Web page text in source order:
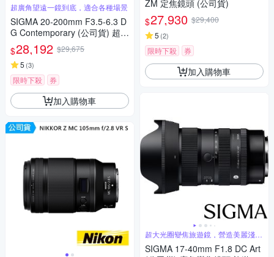
超廣角望遠一鏡到底，適合各種場景
SIGMA 20-200mm F3.5-6.3 D
G Contemporary (公司貨) 超廣
角變焦鏡頭 旅遊鏡 全片幅無反
微單眼鏡頭
$28,192 $29,675
5 (3)
限時下殺 券
加入購物車
ZM 定焦鏡頭 (公司貨)
$27,930 $29,400
5 (2)
限時下殺 券
加入購物車
超大光圈變焦旅遊鏡，營造美麗淺景
深
SIGMA 17-40mm F1.8 DC Art